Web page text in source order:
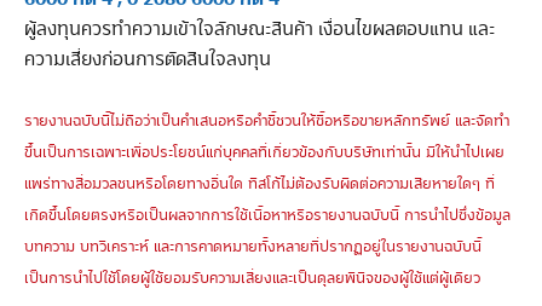
ผู้ลงทุนควรทำความเข้าใจลักษณะสินค้า เงื่อนไขผลตอบแทน และ
ความเสี่ยงก่อนการตัดสินใจลงทุน
รายงานฉบับนี้ไม่ถือว่าเป็นคำเสนอหรือคำชี้ชวนให้ซื้อหรือขายหลักทรัพย์ และจัดทำ
ขึ้นเป็นการเฉพาะเพื่อประโยชน์แก่บุคคลที่เกี่ยวข้องกับบริษัทเท่านั้น มิให้นำไปเผย
แพร่ทางสื่อมวลชนหรือโดยทางอื่นใด ทิสโก้ไม่ต้องรับผิดต่อความเสียหายใดๆ ที่
เกิดขึ้นโดยตรงหรือเป็นผลจากการใช้เนื้อหาหรือรายงานฉบับนี้ การนำไปซึ่งข้อมูล
บทความ บทวิเคราะห์ และการคาดหมายทั้งหลายที่ปรากฏอยู่ในรายงานฉบับนี้
เป็นการนำไปใช้โดยผู้ใช้ยอมรับความเสี่ยงและเป็นดุลยพินิจของผู้ใช้แต่ผู้เดียว